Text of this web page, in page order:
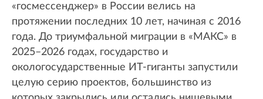
«госмессенджер» в России велись на
протяжении последних 10 лет, начиная с 2016
года. До триумфальной миграции в «МАКС» в
2025–2026 годах, государство и
окологосударственные ИТ-гиганты запустили
целую серию проектов, большинство из